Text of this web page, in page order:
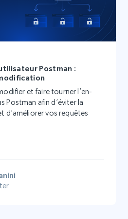
Postman :
et faire tourner l’en-
Postman afin d’éviter la
vos requêtes